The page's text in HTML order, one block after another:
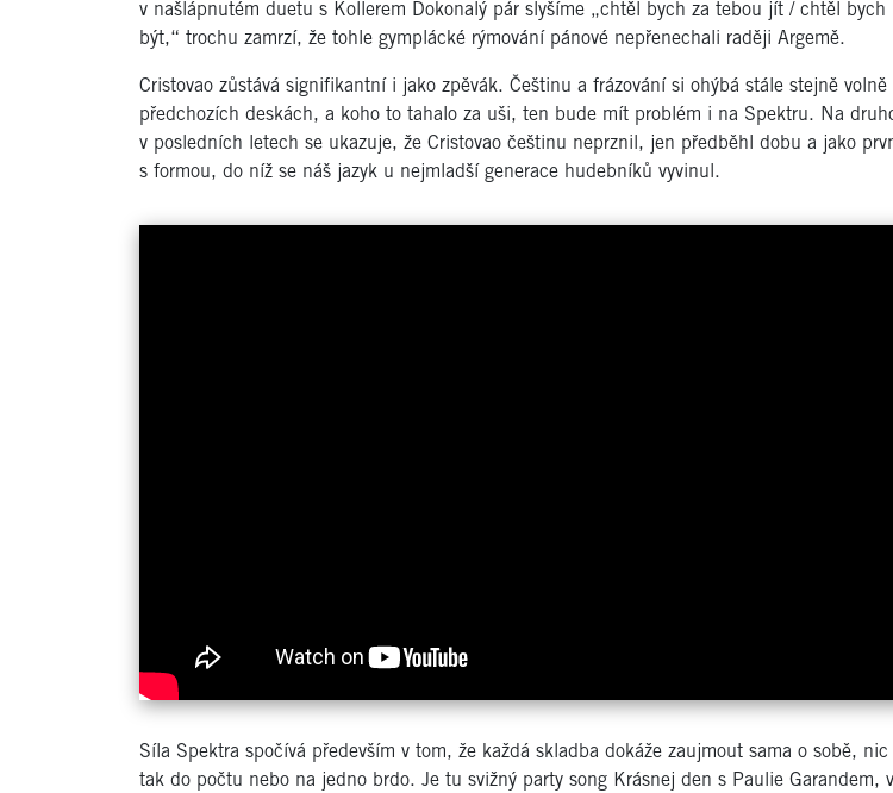
v našlápnutém duetu s Kollerem Dokonalý pár slyšíme „chtěl bych za tebou jít / chtěl bych
být,“ trochu zamrzí, že tohle gymplácké rýmování pánové nepřenechali raději Argemě.
Cristovao zůstává signifikantní i jako zpěvák. Češtinu a frázování si ohýbá stále stejně volně
předchozích deskách, a koho to tahalo za uši, ten bude mít problém i na Spektru. Na
v posledních letech se ukazuje, že Cristovao češtinu neprznil, jen předběhl dobu a jako
s formou, do níž se náš jazyk u nejmladší generace hudebníků vyvinul.
Síla Spektra spočívá především v tom, že každá skladba dokáže zaujmout sama o sobě,
tak do počtu nebo na jedno brdo. Je tu svižný party song Krásnej den s Paulie Garandem,